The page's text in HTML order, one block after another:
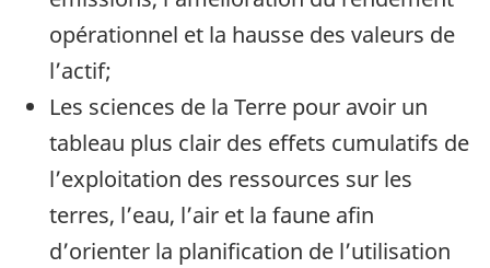
opérationnel et la hausse des valeurs de
l’actif;
Les sciences de la Terre pour avoir un
tableau plus clair des effets cumulatifs de
l’exploitation des ressources sur les
terres, l’eau, l’air et la faune afin
d’orienter la planification de l’utilisation